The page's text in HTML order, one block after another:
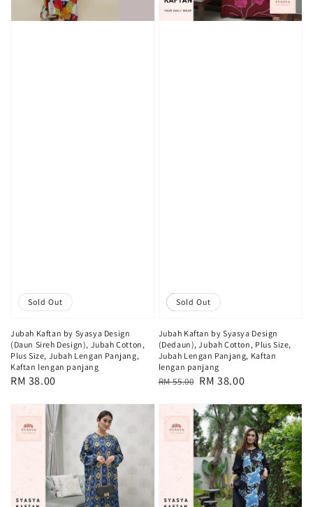
Sold Out
Jubah Kaftan by Syasya Design
(Daun Sireh Design), Jubah Cotton,
Plus Size, Jubah Lengan Panjang,
Kaftan lengan panjang
Regular
RM 38.00
Sale
Sold Out
Jubah Kaftan by Syasya Design
(Dedaun), Jubah Cotton, Plus Size,
Jubah Lengan Panjang, Kaftan
lengan panjang
Regular
RM 55.00 Sale
RM 38.00